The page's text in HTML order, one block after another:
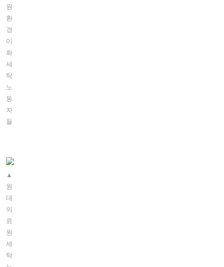
원
환
경
미
화
세
탁
노
동
자
들
▲
원
대
의
료
원
세
탁